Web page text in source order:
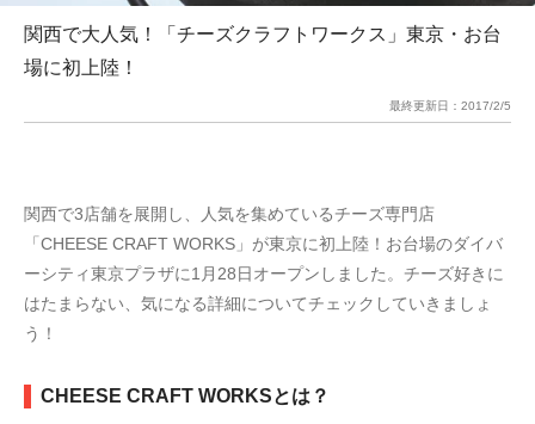
関西で大人気！「チーズクラフトワークス」東京・お台
場に初上陸！
最終更新日： 2017/2/5
関西で3店舗を展開し、人気を集めているチーズ専門店
「CHEESE CRAFT WORKS」が東京に初上陸！お台場のダイバ
ーシティ東京プラザに1月28日オープンしました。チーズ好きに
はたまらない、気になる詳細についてチェックしていきましょ
う！
CHEESE CRAFT WORKSとは？